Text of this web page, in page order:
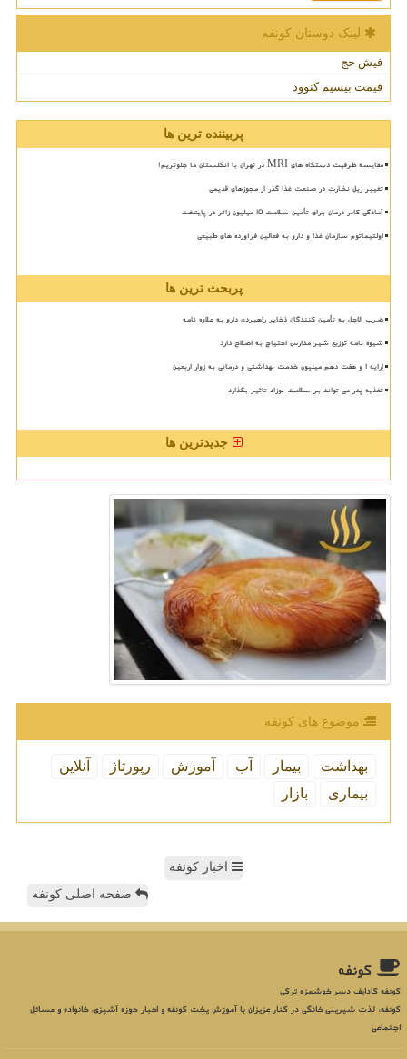
لینک دوستان كونفه
فیش حج
قیمت بیسیم کنوود
پربیننده ترین ها
مقایسه ظرفیت دستگاه های MRI در تهران با انگلستان ما جلوتریم!
تغییر ریل نظارت در صنعت غذا گذر از مجوزهای قدیمی
آمادگی کادر درمان برای تأمین سلامت 15 میلیون زائر در پایتخت
اولتیماتوم سازمان غذا و دارو به فعالین فرآورده های طبیعی
پربحث ترین ها
ضرب الاجل به تأمین کنندگان ذخایر راهبردی دارو به علاوه نامه
شیوه نامه توزیع شیر مدارس احتیاج به اصلاح دارد
ارایه ۱ و هفت دهم میلیون خدمت بهداشتی و درمانی به زوار اربعین
تغذیه پدر می تواند بر سلامت نوزاد تاثیر بگذارد
جدیدترین ها
موضوع های كونفه
بهداشت بیمار آب آموزش رپورتاژ
آنلاین
بیماری
بازار
اخبار کونفه
صفحه اصلی کونفه
كونفه
کونفه کادایف دسر خوشمزه ترکی
کونفه، لذت شیرینی خانگی در کنار عزیزان با آموزش پخت کونفه و اخبار حوزه آشپزی، خانواده و مسائل
اجتماعی